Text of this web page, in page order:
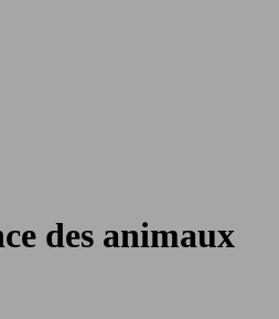
des animaux